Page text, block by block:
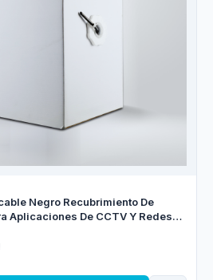
Negro Recubrimiento De
Aplicaciones De CCTV Y Redes